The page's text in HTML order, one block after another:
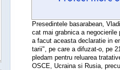
Presedintele basarabean,
cat mai grabnica a negocierile
a facut aceasta declaratie in
tarii", pe care a difuzat-o, pe
pledam pentru reluarea
OSCE, Ucraina si Rusia,